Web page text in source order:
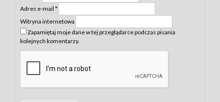
Adres e-mail *
Witryna internetowa
Zapamiętaj moje dane w tej przeglądarce podczas pisania
kolejnych komentarzy.